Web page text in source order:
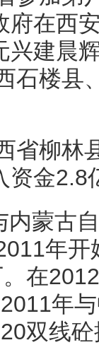
府在西
兴建晨
石楼县
省柳林
资金2.8
内蒙古
年
在
年
双线